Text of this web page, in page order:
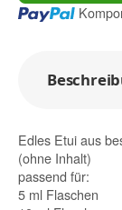
Loading...
Edles Etui aus
(ohne Inhalt)
passend für:
5 ml Flaschen